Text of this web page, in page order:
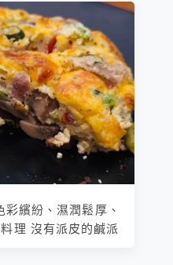
繽紛、濕潤鬆厚、
理 沒有派皮的鹹派